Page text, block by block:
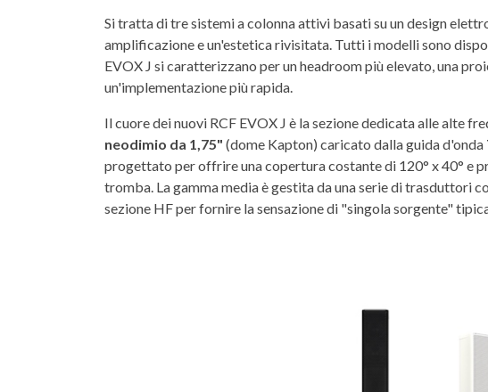
Si tratta di tre sistemi a colonna attivi basati su un design
amplificazione e un'estetica rivisitata. Tutti i modelli sono
EVOX J si caratterizzano per un headroom più elevato, una
un'implementazione più rapida.
Il cuore dei nuovi RCF EVOX J è la sezione dedicata alle alte
neodimio da 1,75" (dome Kapton) caricato dalla guida d'onda
progettato per offrire una copertura costante di 120° x 40° e
tromba. La gamma media è gestita da una serie di trasduttori
sezione HF per fornire la sensazione di "singola sorgente"